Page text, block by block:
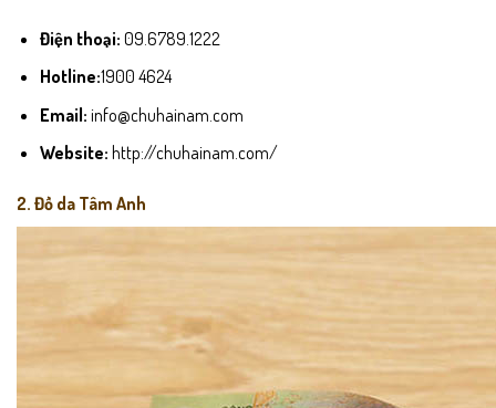
Điện thoại: 09.6789.1222
Hotline:1900 4624
Email: info@chuhainam.com
Website: http://chuhainam.com/
2. Đồ da Tâm Anh